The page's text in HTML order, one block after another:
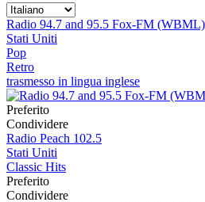
Radio 94.7 and 95.5 Fox-FM (WBML)
Stati Uniti
Pop
Retro
trasmesso in lingua inglese
Preferito
Condividere
Radio Peach 102.5
Stati Uniti
Classic Hits
Preferito
Condividere